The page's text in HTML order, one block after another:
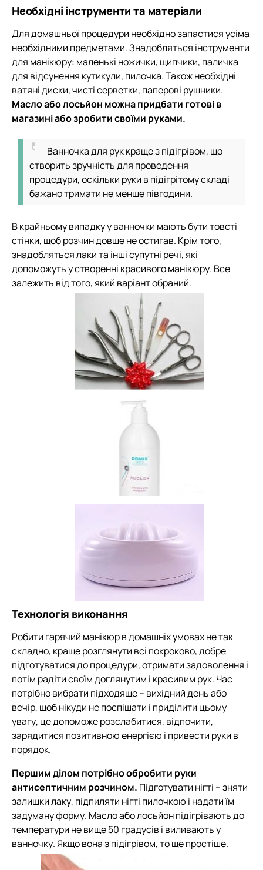
Необхідні інструменти та матеріали
Для домашньої процедури необхідно запастися усіма
необхідними предметами. Знадобляться інструменти
для манікюру: маленькі ножички, щипчики, паличка
для відсунення кутикули, пилочка. Також необхідні
ватяні диски, чисті серветки, паперові рушники.
Масло або лосьйон можна придбати готові в
магазині або зробити своїми руками.
Ванночка для рук краще з підігрівом, що
створить зручність для проведення
процедури, оскільки руки в підігрітому складі
бажано тримати не менше півгодини.
В крайньому випадку у ванночки мають бути товсті
стінки, щоб розчин довше не остигав. Крім того,
знадобляться лаки та інші супутні речі, які
допоможуть у створенні красивого манікюру. Все
залежить від того, який варіант обраний.
Технологія виконання
Робити гарячий манікюр в домашніх умовах не так
складно, краще розглянути всі покроково, добре
підготуватися до процедури, отримати задоволення і
потім радіти своїм доглянутим і красивим рук. Час
потрібно вибрати підходяще – вихідний день або
вечір, щоб нікуди не поспішати і приділити цьому
увагу, це допоможе розслабитися, відпочити,
зарядитися позитивною енергією і привести руки в
порядок.
Першим ділом потрібно обробити руки
антисептичним розчином. Підготувати нігті – зняти
залишки лаку, підпиляти нігті пилочкою і надати їм
задуману форму. Масло або лосьйон підігрівають до
температури не вище 50 градусів і виливають у
ванночку. Якщо вона з підігрівом, то ще простіше.